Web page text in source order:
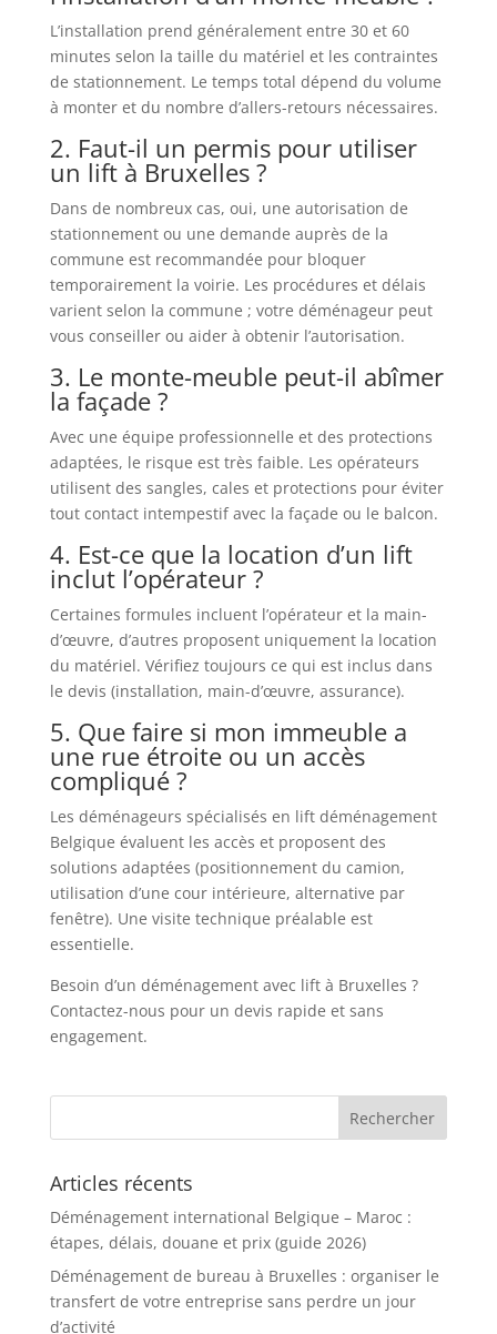
L’installation prend généralement entre 30 et 60
minutes selon la taille du matériel et les contraintes
de stationnement. Le temps total dépend du volume
à monter et du nombre d’allers-retours nécessaires.
2. Faut-il un permis pour utiliser
un lift à Bruxelles ?
Dans de nombreux cas, oui, une autorisation de
stationnement ou une demande auprès de la
commune est recommandée pour bloquer
temporairement la voirie. Les procédures et délais
varient selon la commune ; votre déménageur peut
vous conseiller ou aider à obtenir l’autorisation.
3. Le monte-meuble peut-il abîmer
la façade ?
Avec une équipe professionnelle et des protections
adaptées, le risque est très faible. Les opérateurs
utilisent des sangles, cales et protections pour éviter
tout contact intempestif avec la façade ou le balcon.
4. Est-ce que la location d’un lift
inclut l’opérateur ?
Certaines formules incluent l’opérateur et la main-
d’œuvre, d’autres proposent uniquement la location
du matériel. Vérifiez toujours ce qui est inclus dans
le devis (installation, main-d’œuvre, assurance).
5. Que faire si mon immeuble a
une rue étroite ou un accès
compliqué ?
Les déménageurs spécialisés en lift déménagement
Belgique évaluent les accès et proposent des
solutions adaptées (positionnement du camion,
utilisation d’une cour intérieure, alternative par
fenêtre). Une visite technique préalable est
essentielle.
Besoin d’un déménagement avec lift à Bruxelles ?
Contactez-nous pour un devis rapide et sans
engagement.
Articles récents
Déménagement international Belgique – Maroc :
étapes, délais, douane et prix (guide 2026)
Déménagement de bureau à Bruxelles : organiser le
transfert de votre entreprise sans perdre un jour
d’activité